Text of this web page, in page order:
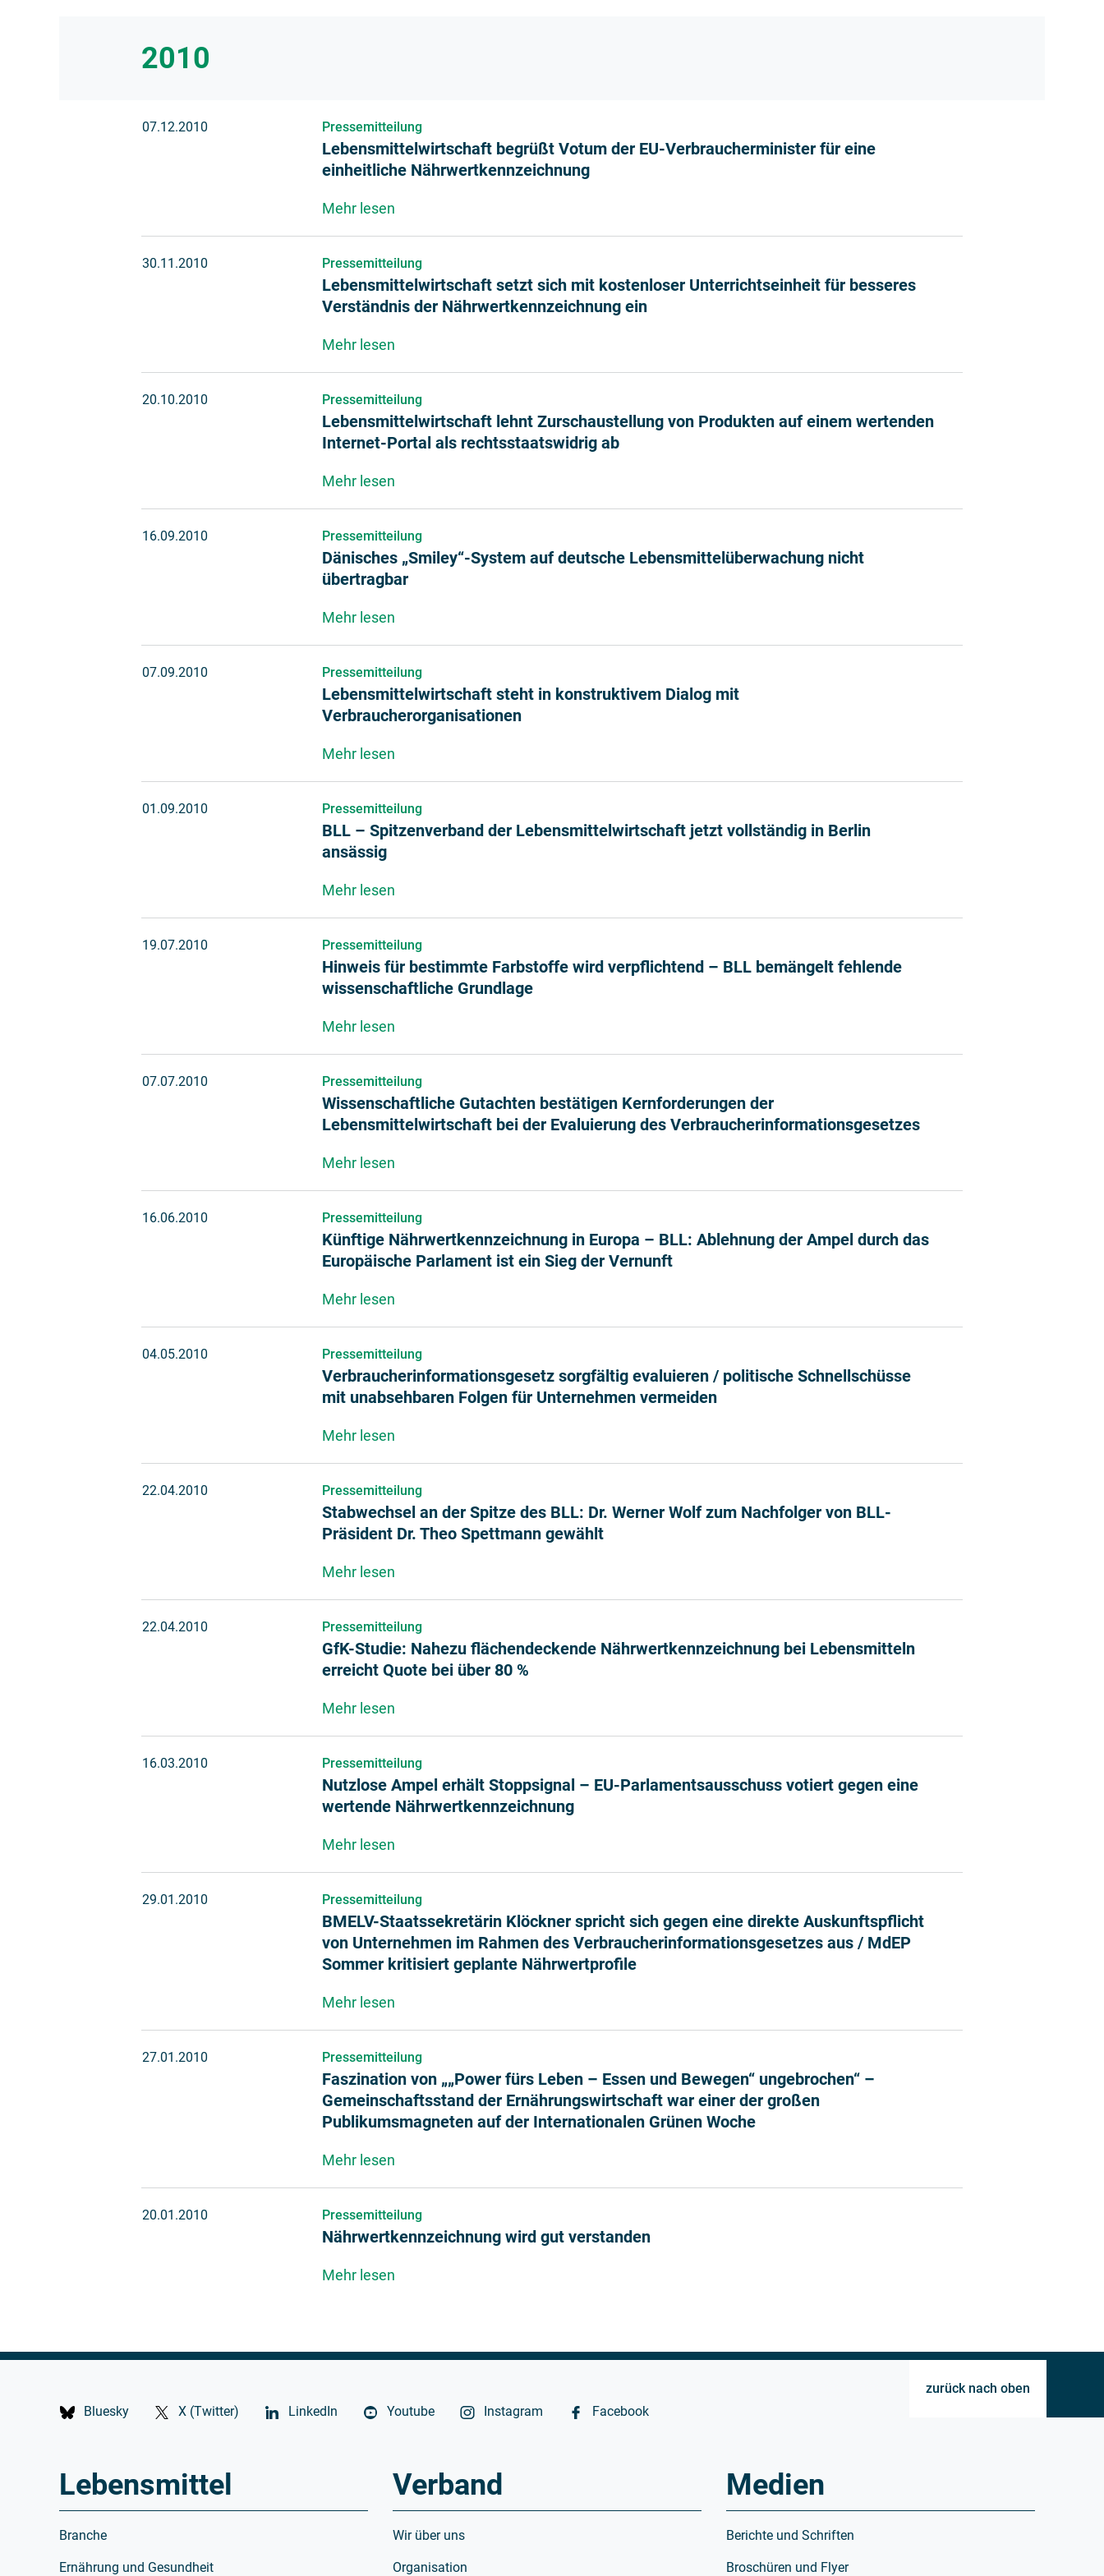
Tel.: +49 30 206143-127
2010
07.12.2010 Pressemitteilung
Lebensmittelwirtschaft begrüßt Votum der EU-Verbraucherminister für eine
einheitliche Nährwertkennzeichnung
Mehr lesen
30.11.2010 Pressemitteilung
Lebensmittelwirtschaft setzt sich mit kostenloser Unterrichtseinheit für besseres
Verständnis der Nährwertkennzeichnung ein
Mehr lesen
20.10.2010 Pressemitteilung
Lebensmittelwirtschaft lehnt Zurschaustellung von Produkten auf einem wertenden
Internet-Portal als rechtsstaatswidrig ab
Mehr lesen
16.09.2010 Pressemitteilung
Dänisches „Smiley“-System auf deutsche Lebensmittelüberwachung nicht
übertragbar
Mehr lesen
07.09.2010 Pressemitteilung
Lebensmittelwirtschaft steht in konstruktivem Dialog mit
Verbraucherorganisationen
Mehr lesen
01.09.2010 Pressemitteilung
BLL – Spitzenverband der Lebensmittelwirtschaft jetzt vollständig in Berlin
ansässig
Mehr lesen
19.07.2010 Pressemitteilung
Hinweis für bestimmte Farbstoffe wird verpflichtend – BLL bemängelt fehlende
wissenschaftliche Grundlage
Mehr lesen
07.07.2010 Pressemitteilung
Wissenschaftliche Gutachten bestätigen Kernforderungen der
Lebensmittelwirtschaft bei der Evaluierung des Verbraucherinformationsgesetzes
Mehr lesen
16.06.2010 Pressemitteilung
Künftige Nährwertkennzeichnung in Europa – BLL: Ablehnung der Ampel durch das
Europäische Parlament ist ein Sieg der Vernunft
Mehr lesen
04.05.2010 Pressemitteilung
Verbraucherinformationsgesetz sorgfältig evaluieren / politische Schnellschüsse
mit unabsehbaren Folgen für Unternehmen vermeiden
Mehr lesen
22.04.2010 Pressemitteilung
Stabwechsel an der Spitze des BLL: Dr. Werner Wolf zum Nachfolger von BLL-
Präsident Dr. Theo Spettmann gewählt
Mehr lesen
22.04.2010 Pressemitteilung
GfK-Studie: Nahezu flächendeckende Nährwertkennzeichnung bei Lebensmitteln
erreicht Quote bei über 80 %
Mehr lesen
16.03.2010 Pressemitteilung
Nutzlose Ampel erhält Stoppsignal – EU-Parlamentsausschuss votiert gegen eine
wertende Nährwertkennzeichnung
Mehr lesen
29.01.2010 Pressemitteilung
BMELV-Staatssekretärin Klöckner spricht sich gegen eine direkte Auskunftspflicht
von Unternehmen im Rahmen des Verbraucherinformationsgesetzes aus / MdEP
Sommer kritisiert geplante Nährwertprofile
Mehr lesen
27.01.2010 Pressemitteilung
Faszination von „„Power fürs Leben – Essen und Bewegen“ ungebrochen“ –
Gemeinschaftsstand der Ernährungswirtschaft war einer der großen
Publikumsmagneten auf der Internationalen Grünen Woche
Mehr lesen
20.01.2010 Pressemitteilung
Nährwertkennzeichnung wird gut verstanden
Mehr lesen
zurück nach oben
Bluesky
X (Twitter) LinkedIn Youtube Instagram Facebook
Lebensmittel
Branche
Ernährung und Gesundheit
Verband
Wir über uns
Organisation
Medien
Berichte und Schriften
Broschüren und Flyer